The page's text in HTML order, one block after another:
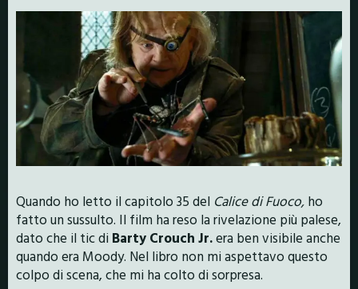
Quando ho letto il capitolo 35 del Calice di Fuoco, ho
fatto un sussulto. Il film ha reso la rivelazione più palese,
dato che il tic di Barty Crouch Jr.era ben visibile anche
quando era Moody. Nel libro non mi aspettavo questo
colpo di scena, che mi ha colto di sorpresa.